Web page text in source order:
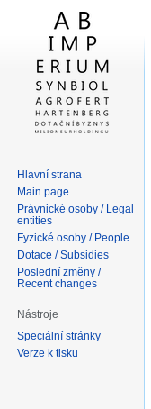
Hlavní strana
Main page
Právnické osoby / Legal
entities
Fyzické osoby / People
Dotace / Subsidies
Poslední změny /
Recent changes
Nástroje
Speciální stránky
Verze k tisku